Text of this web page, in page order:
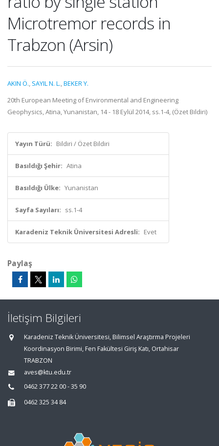
Microtremor records in
Trabzon (Arsin)
AKIN Ö., SAYIL N. L.,BEKER Y.
20th European Meeting of Environmental and Engineering
Geophysics, Atina, Yunanistan, 14 - 18 Eylül 2014, ss.1-4, (Özet Bildiri)
Yayın Türü: Bildiri / Özet Bildiri
Basıldığı Şehir: Atina
Basıldığı Ülke: Yunanistan
Sayfa Sayıları: ss.1-4
Karadeniz Teknik Üniversitesi Adresli: Evet
Paylaş
İletişim Bilgileri
Karadeniz Teknik Üniversitesi, Bilimsel Araştırma Projeleri
Koordinasyon Birimi, Fen Fakültesi Giriş Katı, Ortahisar
TRABZON
aves@ktu.edu.tr
0462 377 22 00 - 35 90
0462 325 34 84